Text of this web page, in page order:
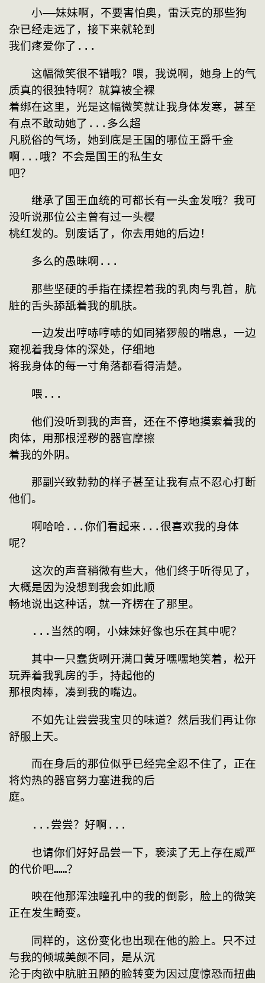
小——妹妹啊，不要害怕奥，雷沃克的那些狗
杂已经走远了，接下来就轮到
我们疼爱你了...
这幅微笑很不错哦？喂，我说啊，她身上的气
质真的很独特啊？就算被全裸
着绑在这里，光是这幅微笑就让我身体发寒，甚至
有点不敢动她了...多么超
凡脱俗的气场，她到底是王国的哪位王爵千金
啊...哦？不会是国王的私生女
吧？
继承了国王血统的可都长有一头金发哦？我可
没听说那位公主曾有过一头樱
桃红发的。别废话了，你去用她的后边！
多么的愚昧啊...
那些坚硬的手指在揉捏着我的乳肉与乳首，肮
脏的舌头舔舐着我的肌肤。
一边发出哼哧哼哧的如同猪猡般的喘息，一边
窥视着我身体的深处，仔细地
将我身体的每一寸角落都看得清楚。
喂...
他们没听到我的声音，还在不停地摸索着我的
肉体，用那根淫秽的器官摩擦
着我的外阴。
那副兴致勃勃的样子甚至让我有点不忍心打断
他们。
啊哈哈...你们看起来...很喜欢我的身体
呢？
这次的声音稍微有些大，他们终于听得见了，
大概是因为没想到我会如此顺
畅地说出这种话，就一齐楞在了那里。
...当然的啊，小妹妹好像也乐在其中呢？
其中一只蠢货咧开满口黄牙嘿嘿地笑着，松开
玩弄着我乳房的手，持起他的
那根肉棒，凑到我的嘴边。
不如先让尝尝我宝贝的味道？然后我们再让你
舒服上天。
而在身后的那位似乎已经完全忍不住了，正在
将灼热的器官努力塞进我的后
庭。
...尝尝？好啊...
也请你们好好品尝一下，亵渎了无上存在威严
的代价吧……？
映在他那浑浊瞳孔中的我的倒影，脸上的微笑
正在发生畸变。
同样的，这份变化也出现在他的脸上。只不过
与我的倾城美颜不同，是从沉
沦于肉欲中肮脏丑陋的脸转变为因过度惊恐而扭曲